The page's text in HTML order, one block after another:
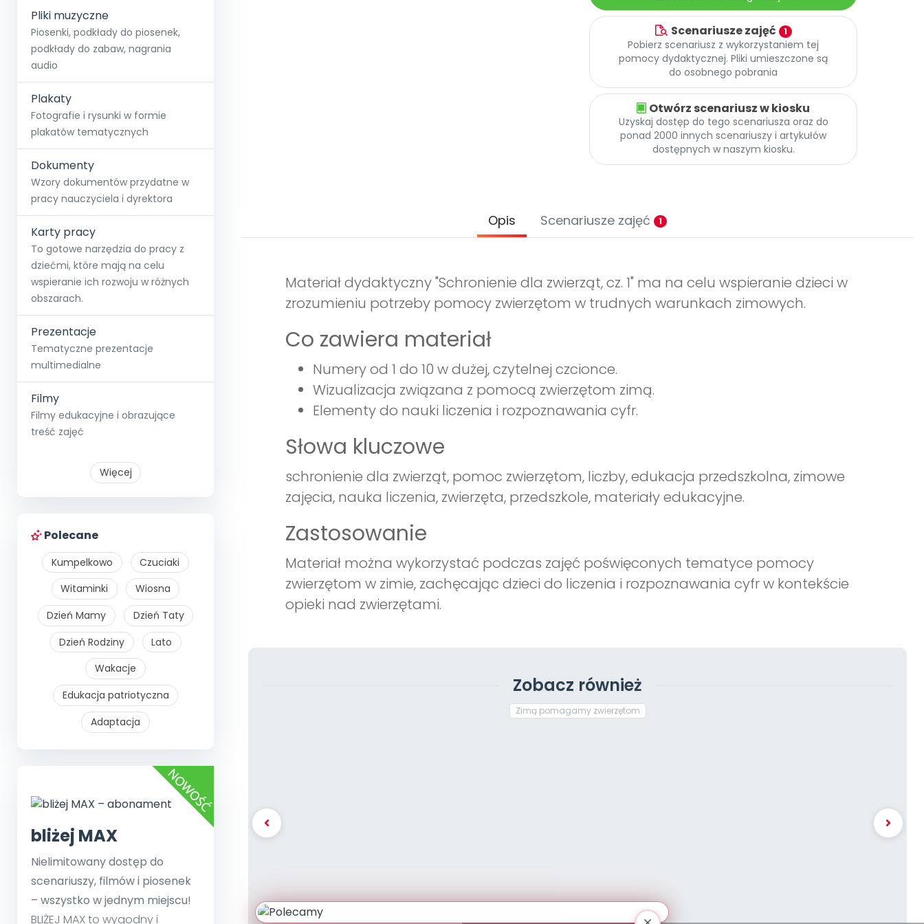
Pliki muzyczne
Piosenki, podkłady do piosenek,
podkłady do zabaw, nagrania
audio
Plakaty
Fotografie i rysunki w formie
plakatów tematycznych
Dokumenty
Wzory dokumentów przydatne w
pracy nauczyciela i dyrektora
Karty pracy
To gotowe narzędzia do pracy z
dziećmi, które mają na celu
wspieranie ich rozwoju w różnych
obszarach.
Prezentacje
Tematyczne prezentacje
multimedialne
Filmy
Filmy edukacyjne i obrazujące
treść zajęć
Więcej
Polecane
Kumpelkowo
Czuciaki
Witaminki
Wiosna
Dzień Mamy
Dzień Taty
Dzień Rodziny
Lato
Wakacje
Edukacja patriotyczna
Adaptacja
bliżej MAX
Nielimitowany dostęp do
scenariuszy, filmów i piosenek
– wszystko w jednym miejscu!
BLIŻEJ MAX to wygodny i
Scenariusze zajęć 1
Pobierz scenariusz z wykorzystaniem tej
pomocy dydaktycznej. Pliki umieszczone są
do osobnego pobrania
Otwórz scenariusz w kiosku
Uzyskaj dostęp do tego scenariusza oraz do
ponad 2000 innych scenariuszy i artykułów
dostępnych w naszym kiosku.
Opis Scenariusze zajęć 1
Materiał dydaktyczny "Schronienie dla zwierząt, cz. 1" ma na celu wspieranie dzieci w
zrozumieniu potrzeby pomocy zwierzętom w trudnych warunkach zimowych.
Co zawiera materiał
Numery od 1 do 10 w dużej, czytelnej czcionce.
Wizualizacja związana z pomocą zwierzętom zimą.
Elementy do nauki liczenia i rozpoznawania cyfr.
Słowa kluczowe
schronienie dla zwierząt, pomoc zwierzętom, liczby, edukacja przedszkolna, zimowe
zajęcia, nauka liczenia, zwierzęta, przedszkole, materiały edukacyjne.
Zastosowanie
Materiał można wykorzystać podczas zajęć poświęconych tematyce pomocy
zwierzętom w zimie, zachęcając dzieci do liczenia i rozpoznawania cyfr w kontekście
opieki nad zwierzętami.
Zobacz również
Zimą pomagamy zwierzętom